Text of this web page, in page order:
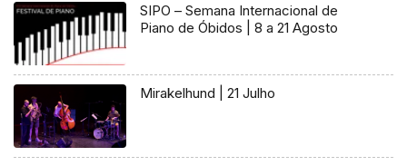
SIPO – Semana Internacional de
Piano de Óbidos | 8 a 21 Agosto
Mirakelhund | 21 Julho